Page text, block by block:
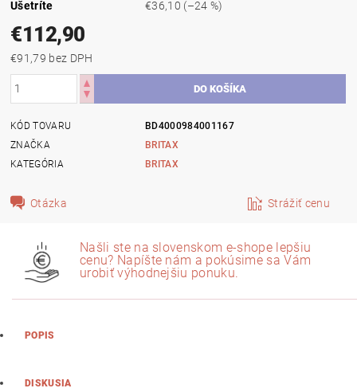
Ušetríte
€36,10 (–24 %)
€112,90
€91,79 bez DPH
KÓD TOVARU
BD4000984001167
ZNAČKA
BRITAX
KATEGÓRIA
BRITAX
Otázka Strážiť cenu
Našli ste na slovenskom e-shope lepšiu
cenu? Napíšte nám a pokúsime sa Vám
urobiť výhodnejšiu ponuku.
POPIS
DISKUSIA